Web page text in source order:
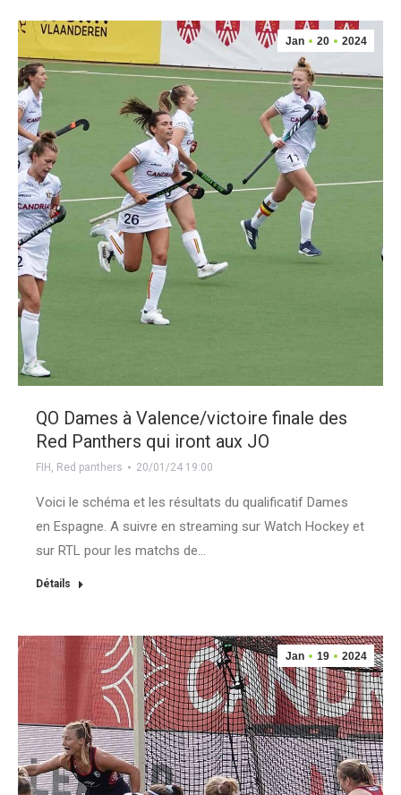
Jan 20 2024
QO Dames à Valence/victoire finale des
Red Panthers qui iront aux JO
FIH , Red panthers 20/01/24 19:00
Voici le schéma et les résultats du qualificatif Dames
en Espagne. A suivre en streaming sur Watch Hockey et
sur RTL pour les matchs de…
Détails
Jan 19 2024